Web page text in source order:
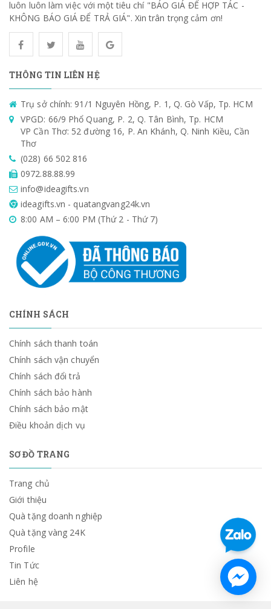
luôn luôn làm việc với một tiêu chí "BÁO GIÁ ĐỂ HỢP TÁC -
KHÔNG BÁO GIÁ ĐỂ TRẢ GIÁ". Xin trân trọng cảm ơn!
THÔNG TIN LIÊN HỆ
Trụ sở chính: 91/1 Nguyên Hồng, P. 1, Q. Gò Vấp, Tp. HCM
VPGD: 66/9 Phổ Quang, P. 2, Q. Tân Bình, Tp. HCM
VP Cần Thơ: 52 đường 16, P. An Khánh, Q. Ninh Kiều, Cần
Thơ
(028) 66 502 816
0972.88.88.99
info@ideagifts.vn
ideagifts.vn - quatangvang24k.vn
8:00 AM – 6:00 PM (Thứ 2 - Thứ 7)
CHÍNH SÁCH
Chính sách thanh toán
Chính sách vận chuyển
Chính sách đổi trả
Chính sách bảo hành
Chính sách bảo mật
Điều khoản dịch vụ
SƠ ĐỒ TRANG
Trang chủ
Giới thiệu
Quà tặng doanh nghiệp
Quà tặng vàng 24K
Profile
Tin Tức
Liên hệ